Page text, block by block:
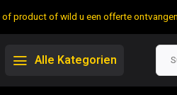
product of wild u een offerte
Alle Kategorien